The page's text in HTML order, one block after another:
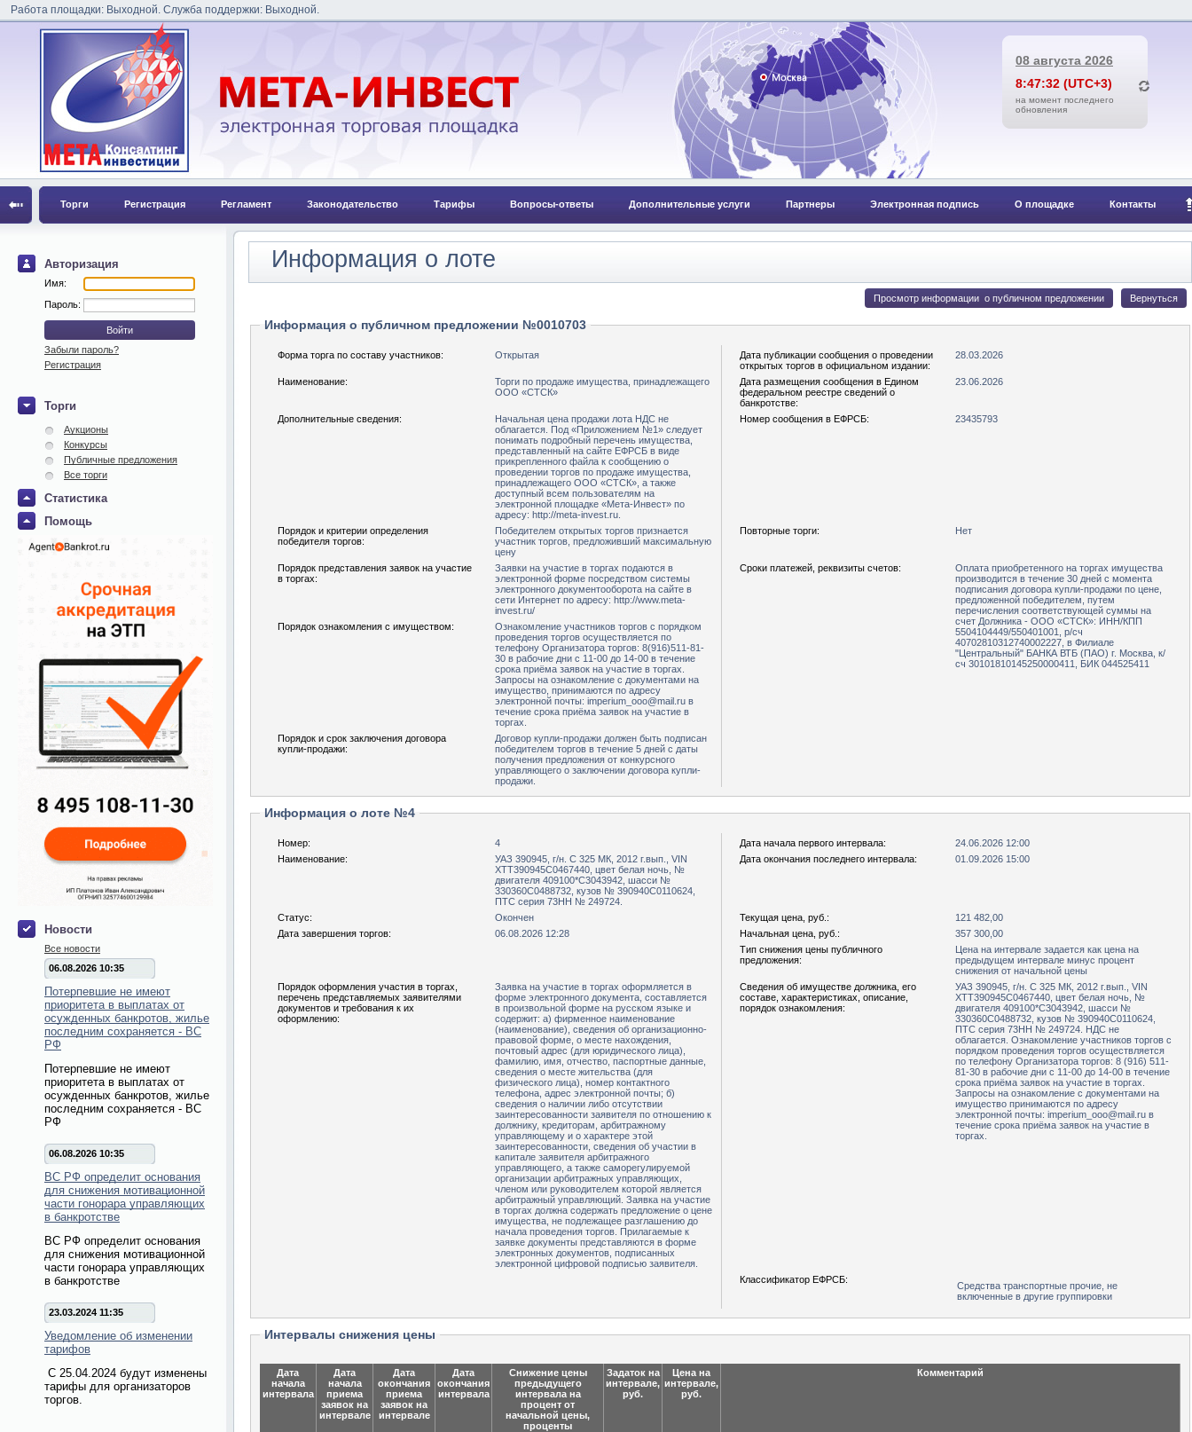
08 августа 2026
8:47:32 (UTC+3)
на момент последнего
обновления
Работа площадки: Выходной. Служба поддержки: Выходной.
Торги Регистрация Регламент Законодательство Тарифы Вопросы-ответы Дополнительные услуги Партнеры Электронная подпись О площадке Контакты
Авторизация
Имя:
Пароль:
Забыли пароль?
Регистрация
Торги
Аукционы
Конкурсы
Публичные предложения
Все торги
Статистика
Помощь
Новости
Все новости
06.08.2026 10:35
Потерпевшие не имеют
приоритета в выплатах от
осужденных банкротов, жилье
последним сохраняется - ВС
РФ
Потерпевшие не имеют
приоритета в выплатах от
осужденных банкротов, жилье
последним сохраняется - ВС
РФ
06.08.2026 10:35
ВС РФ определит основания
для снижения мотивационной
части гонорара управляющих
в банкротстве
ВС РФ определит основания
для снижения мотивационной
части гонорара управляющих
в банкротстве
23.03.2024 11:35
Уведомление об изменении
тарифов
С 25.04.2024 будут изменены
тарифы для организаторов
торгов.
Информация о лоте
Информация о публичном предложении №0010703
Форма торга по составу участников: Открытая
Дата публикации сообщения о проведении
открытых торгов в официальном издании:
28.03.2026
Наименование:
Торги по продаже имущества, принадлежащего
ООО «СТСК»
Дата размещения сообщения в Едином
федеральном реестре сведений о
банкротстве:
23.06.2026
Дополнительные сведения:
Начальная цена продажи лота НДС не
облагается. Под «Приложением №1» следует
понимать подробный перечень имущества,
представленный на сайте ЕФРСБ в виде
прикрепленного файла к сообщению о
проведении торгов по продаже имущества,
принадлежащего ООО «СТСК», а также
доступный всем пользователям на
электронной площадке «Мета-Инвест» по
адресу: http://meta-invest.ru.
Номер сообщения в ЕФРСБ: 23435793
Порядок и критерии определения
победителя торгов:
Победителем открытых торгов признается
участник торгов, предложивший максимальную
цену
Повторные торги: Нет
Порядок представления заявок на участие
в торгах:
Заявки на участие в торгах подаются в
электронной форме посредством системы
электронного документооборота на сайте в
сети Интернет по адресу: http://www.meta-
invest.ru/
Сроки платежей, реквизиты счетов:
Оплата приобретенного на торгах имущества
производится в течение 30 дней с момента
подписания договора купли-продажи по цене,
предложенной победителем, путем
перечисления соответствующей суммы на
счет Должника - ООО «СТСК»: ИНН/КПП
5504104449/550401001, р/сч
40702810312740002227, в Филиале
"Центральный" БАНКА ВТБ (ПАО) г. Москва, к/
сч 30101810145250000411, БИК 044525411
Порядок ознакомления с имуществом:
Ознакомление участников торгов с порядком
проведения торгов осуществляется по
телефону Организатора торгов: 8(916)511-81-
30 в рабочие дни с 11-00 до 14-00 в течение
срока приёма заявок на участие в торгах.
Запросы на ознакомление с документами на
имущество, принимаются по адресу
электронной почты: imperium_ooo@mail.ru в
течение срока приёма заявок на участие в
торгах.
Порядок и срок заключения договора
купли-продажи:
Договор купли-продажи должен быть подписан
победителем торгов в течение 5 дней с даты
получения предложения от конкурсного
управляющего о заключении договора купли-
продажи.
Информация о лоте №4
Номер: 4 Дата начала первого интервала:
24.06.2026 12:00
Наименование:
УАЗ 390945, г/н. С 325 МК, 2012 г.вып., VIN
ХТТ390945С0467440, цвет белая ночь, №
двигателя 409100*С3043942, шасси №
330360С0488732, кузов № 390940С0110624,
ПТС серия 73НН № 249724.
Дата окончания последнего интервала: 01.09.2026 15:00
Статус: Окончен Текущая цена, руб.:
121 482,00
Дата завершения торгов:
06.08.2026 12:28 Начальная цена, руб.:
357 300,00
Тип снижения цены публичного
предложения:
Цена на интервале задается как цена на
предыдущем интервале минус процент
снижения от начальной цены
Порядок оформления участия в торгах,
перечень представляемых заявителями
документов и требования к их
оформлению:
Заявка на участие в торгах оформляется в
форме электронного документа, составляется
в произвольной форме на русском языке и
содержит: а) фирменное наименование
(наименование), сведения об организационно-
правовой форме, о месте нахождения,
почтовый адрес (для юридического лица),
фамилию, имя, отчество, паспортные данные,
сведения о месте жительства (для
физического лица), номер контактного
телефона, адрес электронной почты; б)
сведения о наличии либо отсутствии
заинтересованности заявителя по отношению к
должнику, кредиторам, арбитражному
управляющему и о характере этой
заинтересованности, сведения об участии в
капитале заявителя арбитражного
управляющего, а также саморегулируемой
организации арбитражных управляющих,
членом или руководителем которой является
арбитражный управляющий. Заявка на участие
в торгах должна содержать предложение о цене
имущества, не подлежащее разглашению до
начала проведения торгов. Прилагаемые к
заявке документы представляются в форме
электронных документов, подписанных
электронной цифровой подписью заявителя.
Сведения об имуществе должника, его
составе, характеристиках, описание,
порядок ознакомления:
УАЗ 390945, г/н. С 325 МК, 2012 г.вып., VIN
ХТТ390945С0467440, цвет белая ночь, №
двигателя 409100*С3043942, шасси №
330360С0488732, кузов № 390940С0110624,
ПТС серия 73НН № 249724. НДС не
облагается. Ознакомление участников торгов с
порядком проведения торгов осуществляется
по телефону Организатора торгов: 8 (916) 511-
81-30 в рабочие дни с 11-00 до 14-00 в течение
срока приёма заявок на участие в торгах.
Запросы на ознакомление с документами на
имущество принимаются по адресу
электронной почты: imperium_ooo@mail.ru в
течение срока приёма заявок на участие в
торгах.
Классификатор ЕФРСБ:
Средства транспортные прочие, не
включенные в другие группировки
Интервалы снижения цены
Дата
начала
интервала
Дата
начала
приема
заявок на
интервале
Дата
окончания
приема
заявок на
интервале
Дата
окончания
интервала
Снижение цены
предыдущего
интервала на
процент от
начальной цены,
проценты
Задаток на
интервале,
руб.
Цена на
интервале,
руб.
Комментарий